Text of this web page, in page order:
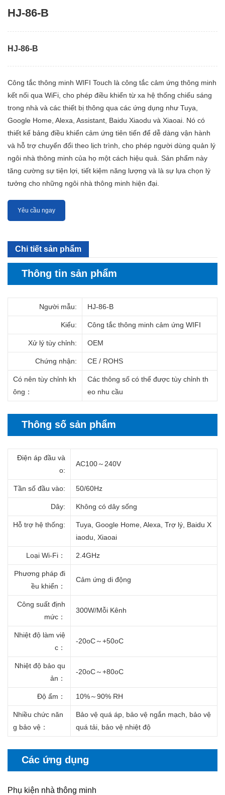
HJ-86-B
HJ-86-B
Công tắc thông minh WIFI Touch là công tắc cảm ứng thông minh
kết nối qua WiFi, cho phép điều khiển từ xa hệ thống chiếu sáng
trong nhà và các thiết bị thông qua các ứng dụng như Tuya,
Google Home, Alexa, Assistant, Baidu Xiaodu và Xiaoai. Nó có
thiết kế bảng điều khiển cảm ứng tiên tiến để dễ dàng vận hành
và hỗ trợ chuyển đổi theo lịch trình, cho phép người dùng quản lý
ngôi nhà thông minh của họ một cách hiệu quả. Sản phẩm này
tăng cường sự tiện lợi, tiết kiệm năng lượng và là sự lựa chọn lý
tưởng cho những ngôi nhà thông minh hiện đại.
Yêu cầu ngay
Chi tiết sản phẩm
Thông tin sản phẩm
Người mẫu: HJ-86-B
Kiểu: Công tắc thông minh cảm ứng WIFI
Xử lý tùy chỉnh: OEM
Chứng nhận: CE / ROHS
Có nên tùy chỉnh kh
ông ：
Các thông số có thể được tùy chỉnh th
eo nhu cầu
Thông số sản phẩm
Điện áp đầu và
o:
AC100～240V
Tần số đầu vào: 50/60Hz
Dây: Không có dây sống
Hỗ trợ hệ thống:
Tuya, Google Home, Alexa, Trợ lý, Baidu X
iaodu, Xiaoai
Loại Wi-Fi ： 2.4GHz
Phương pháp đi
ều khiển ：
Cảm ứng di động
Công suất định
mức ：
300W/Mỗi Kênh
Nhiệt độ làm việ
c ：
-20oC～+50oC
Nhiệt độ bảo qu
ản ：
-20oC～+80oC
Độ ẩm ： 10%～90% RH
Nhiều chức năn
g bảo vệ ：
Bảo vệ quá áp, bảo vệ ngắn mạch, bảo vệ
quá tải, bảo vệ nhiệt độ
Các ứng dụng
Phụ kiện nhà thông minh